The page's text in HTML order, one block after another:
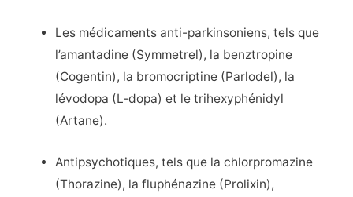
Les médicaments anti-parkinsoniens, tels que
l’amantadine (Symmetrel), la benztropine
(Cogentin), la bromocriptine (Parlodel), la
lévodopa (L-dopa) et le trihexyphénidyl
(Artane).
Antipsychotiques, tels que la chlorpromazine
(Thorazine), la fluphénazine (Prolixin),